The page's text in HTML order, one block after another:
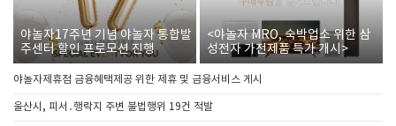
야놀자17주년 기념 야놀자 통합발
주센터 할인 프로모션 진행
<야놀자 MRO, 숙박업소 위한 삼
성전자 가전제품 특가 개시>
야놀자제휴점 금융혜택제공 위한 제휴 및 금융서비스 게시
울산시, 피서․행락지 주변 불법행위 19건 적발